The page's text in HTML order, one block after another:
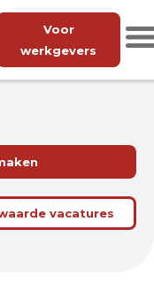
Voor
werkgevers
vacatures